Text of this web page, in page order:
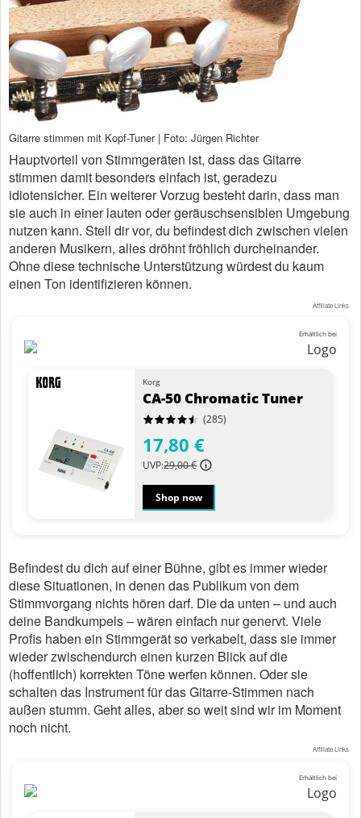
Gitarre stimmen mit Kopf-Tuner | Foto: Jürgen Richter
Hauptvorteil von Stimmgeräten ist, dass das Gitarre
stimmen damit besonders einfach ist, geradezu
idiotensicher. Ein weiterer Vorzug besteht darin, dass man
sie auch in einer lauten oder geräuschsensiblen Umgebung
nutzen kann. Stell dir vor, du befindest dich zwischen vielen
anderen Musikern, alles dröhnt fröhlich durcheinander.
Ohne diese technische Unterstützung würdest du kaum
einen Ton identifizieren können.
Affiliate Links
Erhältlich bei
Korg
CA-50 Chromatic Tuner
(285)
17,80 €
UVP:29,00 €
Shop now
Befindest du dich auf einer Bühne, gibt es immer wieder
diese Situationen, in denen das Publikum von dem
Stimmvorgang nichts hören darf. Die da unten – und auch
deine Bandkumpels – wären einfach nur genervt. Viele
Profis haben ein Stimmgerät so verkabelt, dass sie immer
wieder zwischendurch einen kurzen Blick auf die
(hoffentlich) korrekten Töne werfen können. Oder sie
schalten das Instrument für das Gitarre-Stimmen nach
außen stumm. Geht alles, aber so weit sind wir im Moment
noch nicht.
Affiliate Links
Erhältlich bei